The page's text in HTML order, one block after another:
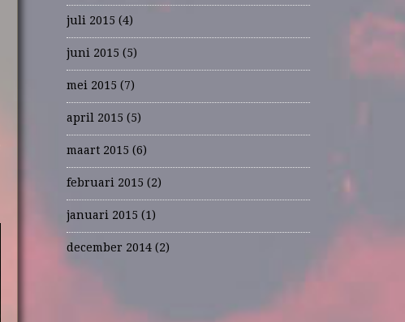
juli 2015 (4)
juni 2015 (5)
mei 2015 (7)
april 2015 (5)
maart 2015 (6)
februari 2015 (2)
januari 2015 (1)
december 2014 (2)